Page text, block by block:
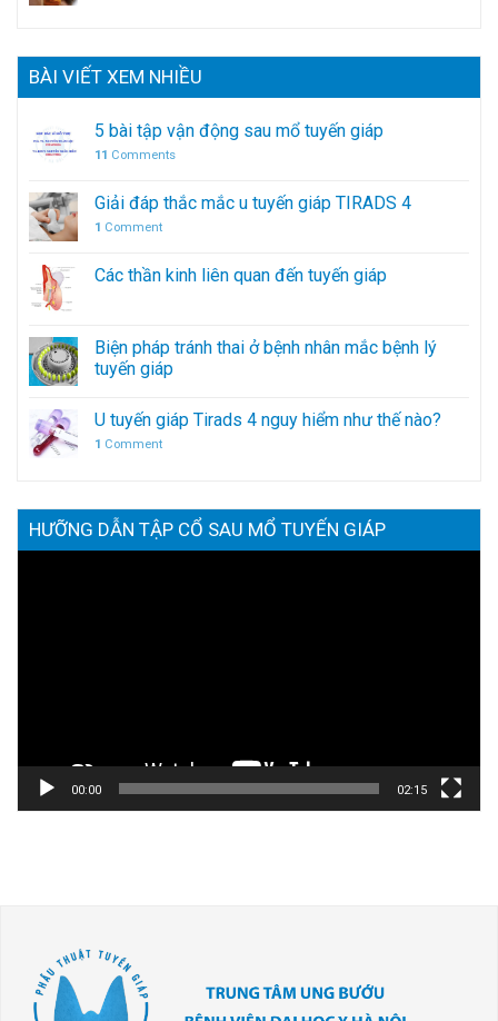
BÀI VIẾT XEM NHIỀU
5 bài tập vận động sau mổ tuyến giáp
11 Comments
Giải đáp thắc mắc u tuyến giáp TIRADS 4
1 Comment
Các thần kinh liên quan đến tuyến giáp
Biện pháp tránh thai ở bệnh nhân mắc bệnh lý
tuyến giáp
U tuyến giáp Tirads 4 nguy hiểm như thế nào?
1 Comment
HƯỠNG DẪN TẬP CỔ SAU MỔ TUYẾN GIÁP
00:00 02:15